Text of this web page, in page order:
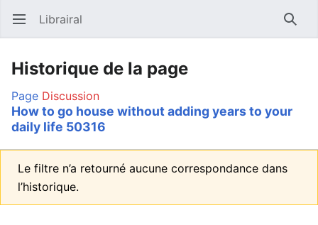
Ouvrir le menu principal Librairal
Historique de la page
Page Discussion
How to go house without adding years to your
daily life 50316
Le filtre n’a retourné aucune correspondance dans
l’historique.